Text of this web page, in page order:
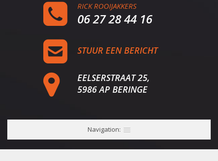
RICK ROOIJAKKERS
06 27 28 44 16
STUUR EEN BERICHT
EELSERSTRAAT 25,
5986 AP BERINGE
Navigation: